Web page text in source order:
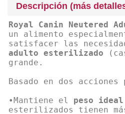
Descripción (más
Royal Canin Neutered
un alimento
satisfacer las
adulto esterilizado
grande.
Basado en dos
•Mantiene el peso ideal
esterilizados tienen